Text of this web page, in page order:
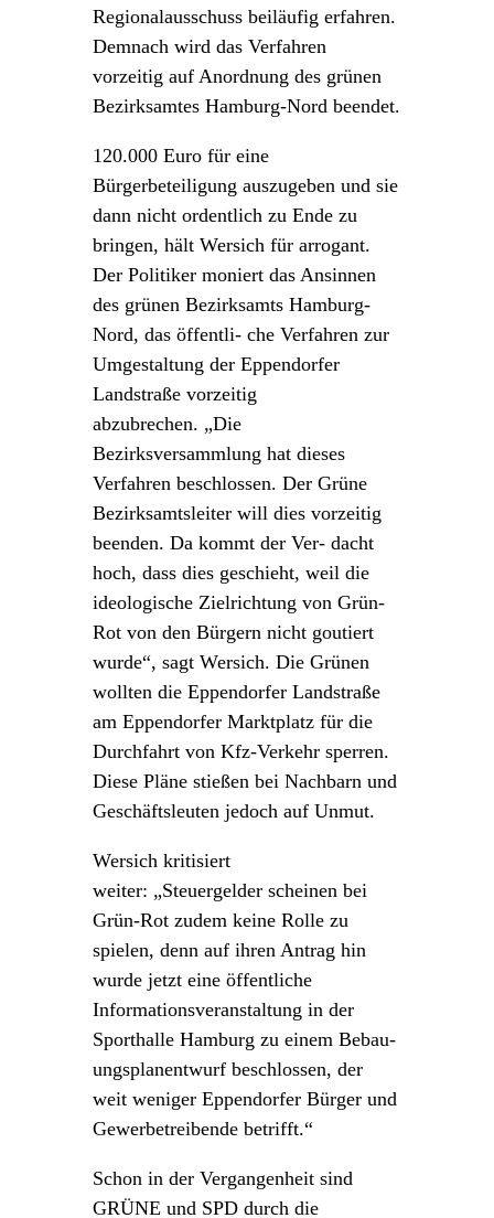
Regionalausschuss beiläufig erfahren.
Demnach wird das Verfahren
vorzeitig auf Anordnung des grünen
Bezirksamtes Hamburg-Nord beendet.
120.000 Euro für eine
Bürgerbeteiligung auszugeben und sie
dann nicht ordentlich zu Ende zu
bringen, hält Wersich für arrogant.
Der Politiker moniert das Ansinnen
des grünen Bezirksamts Hamburg-
Nord, das öffentli- che Verfahren zur
Umgestaltung der Eppendorfer
Landstraße vorzeitig
abzubrechen. „Die
Bezirksversammlung hat dieses
Verfahren beschlossen. Der Grüne
Bezirksamtsleiter will dies vorzeitig
beenden. Da kommt der Ver- dacht
hoch, dass dies geschieht, weil die
ideologische Zielrichtung von Grün-
Rot von den Bürgern nicht goutiert
wurde“, sagt Wersich. Die Grünen
wollten die Eppendorfer Landstraße
am Eppendorfer Marktplatz für die
Durchfahrt von Kfz-Verkehr sperren.
Diese Pläne stießen bei Nachbarn und
Geschäftsleuten jedoch auf Unmut.
Wersich kritisiert
weiter: „Steuergelder scheinen bei
Grün-Rot zudem keine Rolle zu
spielen, denn auf ihren Antrag hin
wurde jetzt eine öffentliche
Informationsveranstaltung in der
Sporthalle Hamburg zu einem Bebau-
ungsplanentwurf beschlossen, der
weit weniger Eppendorfer Bürger und
Gewerbetreibende betrifft.“
Schon in der Vergangenheit sind
GRÜNE und SPD durch die